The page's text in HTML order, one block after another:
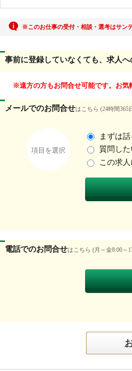
※このお仕事の受付・相談・選考はサン
事前に登録していなくても、求人
遠方の方もお問合せ可能です。お気
メールでのお問合せはこちら (24時間365
項目を選択
まずは
質問し
この求
電話でのお問合せはこちら (月～金8:00～